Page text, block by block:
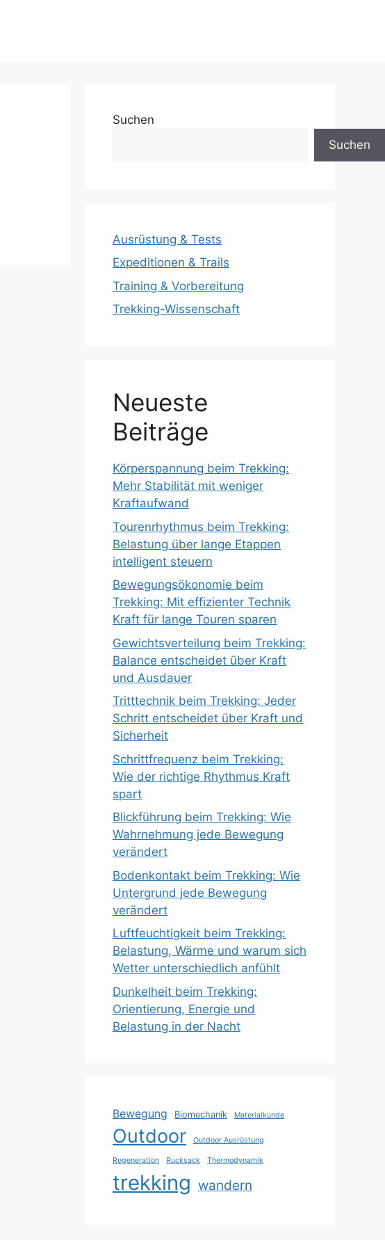
Suchen
Suchen
Ausrüstung & Tests
Expeditionen & Trails
Training & Vorbereitung
Trekking-Wissenschaft
Neueste
Beiträge
Körperspannung beim Trekking:
Mehr Stabilität mit weniger
Kraftaufwand
Tourenrhythmus beim Trekking:
Belastung über lange Etappen
intelligent steuern
Bewegungsökonomie beim
Trekking: Mit effizienter Technik
Kraft für lange Touren sparen
Gewichtsverteilung beim Trekking:
Balance entscheidet über Kraft
und Ausdauer
Tritttechnik beim Trekking: Jeder
Schritt entscheidet über Kraft und
Sicherheit
Schrittfrequenz beim Trekking:
Wie der richtige Rhythmus Kraft
spart
Blickführung beim Trekking: Wie
Wahrnehmung jede Bewegung
verändert
Bodenkontakt beim Trekking: Wie
Untergrund jede Bewegung
verändert
Luftfeuchtigkeit beim Trekking:
Belastung, Wärme und warum sich
Wetter unterschiedlich anfühlt
Dunkelheit beim Trekking:
Orientierung, Energie und
Belastung in der Nacht
Bewegung Biomechanik Materialkunde
Outdoor Outdoor Ausrüstung
Regeneration Rucksack Thermodynamik
trekking wandern